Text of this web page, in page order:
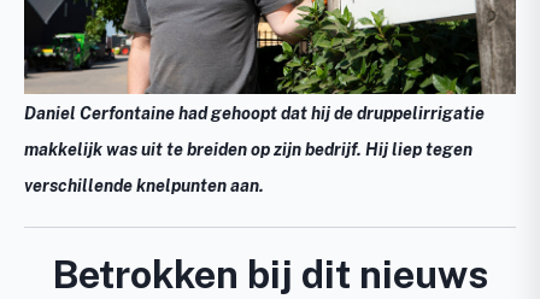
Daniel Cerfontaine had gehoopt dat hij de druppelirrigatie
makkelijk was uit te breiden op zijn bedrijf. Hij liep tegen
verschillende knelpunten aan.
Betrokken bij dit nieuws